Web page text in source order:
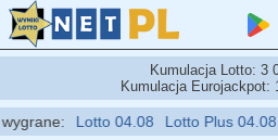
Kumulacja Lotto: 3
Kumulacja Eurojackpot:
Lotto 04.08 Lotto Plus 04.08